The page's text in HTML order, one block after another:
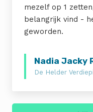
mezelf op 1
belangrijk vind -
geworden.
Nadia Jacky
De Helder